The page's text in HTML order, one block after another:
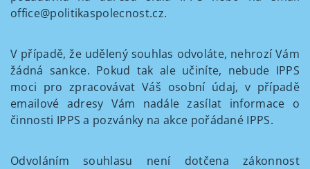
office@politikaspolecnost.cz.
V případě, že udělený souhlas odvoláte, nehrozí Vám
žádná sankce. Pokud tak ale učiníte, nebude IPPS
moci pro zpracovávat Váš osobní údaj, v případě
emailové adresy Vám nadále zasílat informace o
činnosti IPPS a pozvánky na akce pořádané IPPS.
Odvoláním souhlasu není dotčena zákonnost